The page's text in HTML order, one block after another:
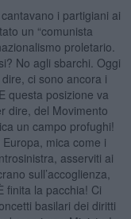
i partigiani ai
un “comunista
proletario.
No agli sbarchi. Oggi
ci sono ancora i
questa posizione va
dire, del Movimento
un campo profughi!
mica come i
asserviti ai
sull’accoglienza,
finita la pacchia! Ci
basilari dei diritti